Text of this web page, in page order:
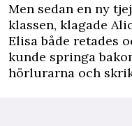
Men sedan en ny
klassen, klagade
Elisa både retades
kunde springa
hörlurarna och